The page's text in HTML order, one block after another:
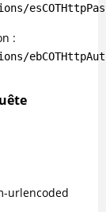
:
urlencoded